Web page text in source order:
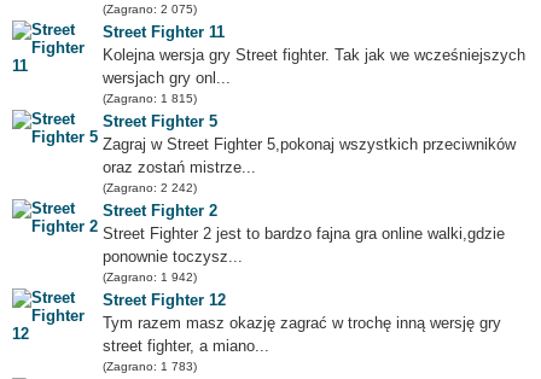
(Zagrano: 2 075)
Street Fighter 11
Kolejna wersja gry Street fighter. Tak jak we wcześniejszych
wersjach gry onl...
(Zagrano: 1 815)
Street Fighter 5
Zagraj w Street Fighter 5,pokonaj wszystkich przeciwników
oraz zostań mistrze...
(Zagrano: 2 242)
Street Fighter 2
Street Fighter 2 jest to bardzo fajna gra online walki,gdzie
ponownie toczysz...
(Zagrano: 1 942)
Street Fighter 12
Tym razem masz okazję zagrać w trochę inną wersję gry
street fighter, a miano...
(Zagrano: 1 783)